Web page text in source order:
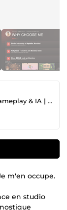
Développeur de jeux Unity C# | Gameplay & IA | VR
m'en occupe.
en studio